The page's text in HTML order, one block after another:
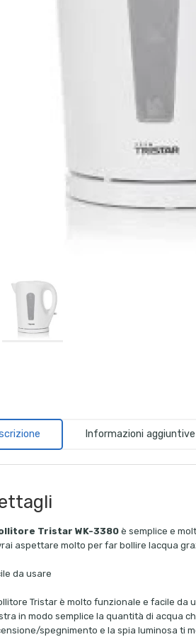
Informazioni aggiuntive
Tristar WK-3380è semplice e
aspettare molto per far bollire lacqua
da usare
Tristar è molto funzionale e facile da
in modo semplice la quantità di acqua
spegnimento e la spia luminosa ti